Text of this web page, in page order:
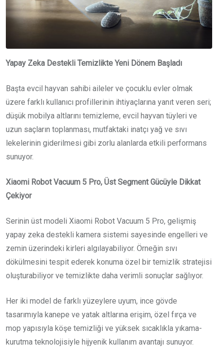
Yapay Zeka Destekli Temizlikte Yeni Dönem Başladı
Başta evcil hayvan sahibi aileler ve çocuklu evler olmak
üzere farklı kullanıcı profillerinin ihtiyaçlarına yanıt veren seri;
düşük mobilya altlarını temizleme, evcil hayvan tüyleri ve
uzun saçların toplanması, mutfaktaki inatçı yağ ve sıvı
lekelerinin giderilmesi gibi zorlu alanlarda etkili performans
sunuyor.
Xiaomi Robot Vacuum 5 Pro, Üst Segment Gücüyle Dikkat
Çekiyor
Serinin üst modeli Xiaomi Robot Vacuum 5 Pro, gelişmiş
yapay zeka destekli kamera sistemi sayesinde engelleri ve
zemin üzerindeki kirleri algılayabiliyor. Örneğin sıvı
dökülmesini tespit ederek konuma özel bir temizlik stratejisi
oluşturabiliyor ve temizlikte daha verimli sonuçlar sağlıyor.
Her iki model de farklı yüzeylere uyum, ince gövde
tasarımıyla kanepe ve yatak altlarına erişim, özel fırça ve
mop yapısıyla köşe temizliği ve yüksek sıcaklıkla yıkama-
kurutma teknolojisiyle hijyenik kullanım avantajı sunuyor.